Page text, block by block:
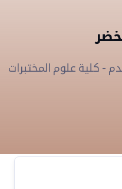
- كلية علوم المختبرات